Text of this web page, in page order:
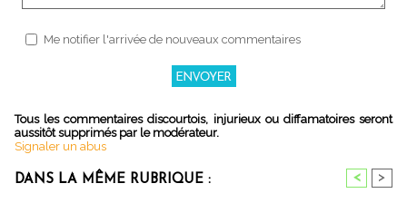
Me notifier l'arrivée de nouveaux commentaires
Tous les commentaires discourtois, injurieux ou diffamatoires seront
aussitôt supprimés par le modérateur.
Signaler un abus
DANS LA MÊME RUBRIQUE : < >